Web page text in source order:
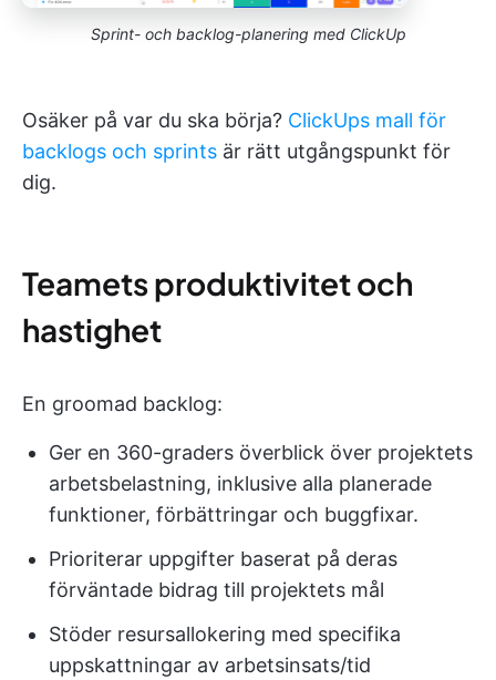
Sprint- och backlog-planering med ClickUp
Osäker på var du ska börja? ClickUps mall för
backlogs och sprints är rätt utgångspunkt för
dig.
Teamets produktivitet och
hastighet
En groomad backlog:
Ger en 360-graders överblick över projektets
arbetsbelastning, inklusive alla planerade
funktioner, förbättringar och buggfixar.
Prioriterar uppgifter baserat på deras
förväntade bidrag till projektets mål
Stöder resursallokering med specifika
uppskattningar av arbetsinsats/tid